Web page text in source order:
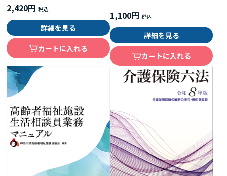
2,420円
詳細を見る
カートに入れる
1,100円
詳細を見る
カートに入れる